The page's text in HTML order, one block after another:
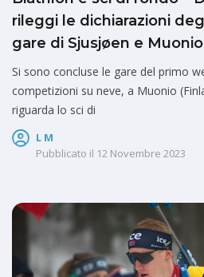
rileggi le dichiarazioni
gare di Sjusjøen e Muonio
Si sono concluse le gare del primo
competizioni su neve, a Muonio
riguarda lo sci di
L M
Pubblicato il 12 Novembre 2023